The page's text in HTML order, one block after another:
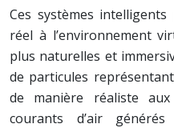
Ces systèmes
réel à l’environnement
plus naturelles et
de particules
de manière réaliste
courants d’air